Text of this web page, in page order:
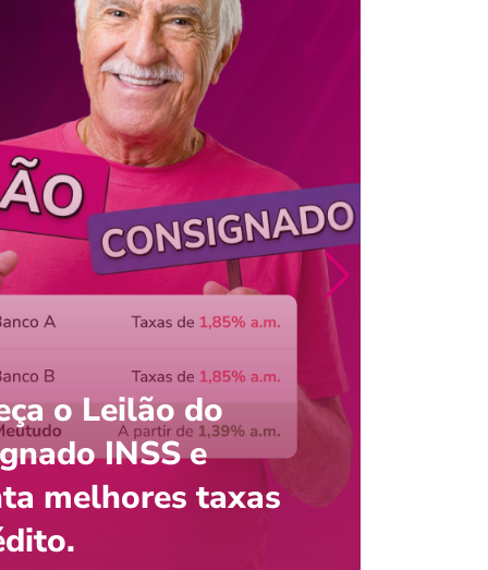
saldo do FGTS pelo
com o celular?
Jordão
o Leilão do
INSS e
melhores taxas